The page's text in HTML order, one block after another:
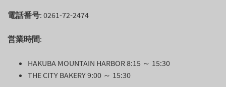
電話番号: 0261-72-2474
営業時間:
HAKUBA MOUNTAIN HARBOR 8:15 ～ 15:30
THE CITY BAKERY 9:00 ～ 15:30